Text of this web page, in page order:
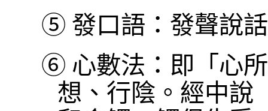
⑤ 發口語：發聲說
⑥ 心數法：即「心
想、行陰。經中說